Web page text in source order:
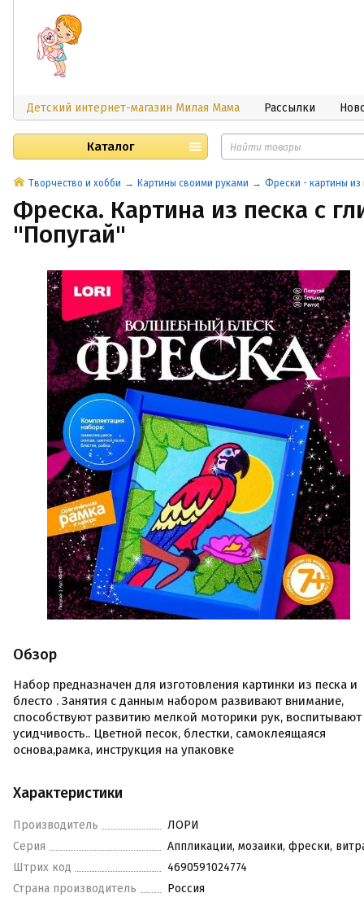
Детский интернет-магазин Милая Мама Рассылки
Каталог
Творчество и хобби Картины своими руками Фрески - картины из
Фреска. Картина из песка с
"Попугай"
Обзор
Набор предназначен для изготовления картинки из песка и
блесто . Занятия с данным набором развивают внимание,
способствуют развитию мелкой моторики рук, воспитывают
усидчивость.. Цветной песок, блестки, самоклеящаяся
основа,рамка, инструкция на упаковке
Характеристики
Производитель
ЛОРИ
Серия
Аппликации, мозаики, фрески,
Штрих код
4690591024774
Страна производитель
Россия